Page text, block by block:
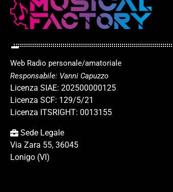
Web Radio personale/amatoriale
Responsabile: Vanni Capuzzo
Licenza SIAE: 202500000125
Licenza SCF: 129/5/21
Licenza ITSRIGHT: 0013155
Sede Legale
Via Zara 55, 36045
Lonigo (VI)